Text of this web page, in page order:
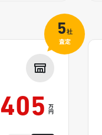
405 万
円
5社
査定